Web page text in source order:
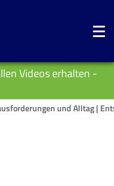
Videos erhalten -
und Alltag |